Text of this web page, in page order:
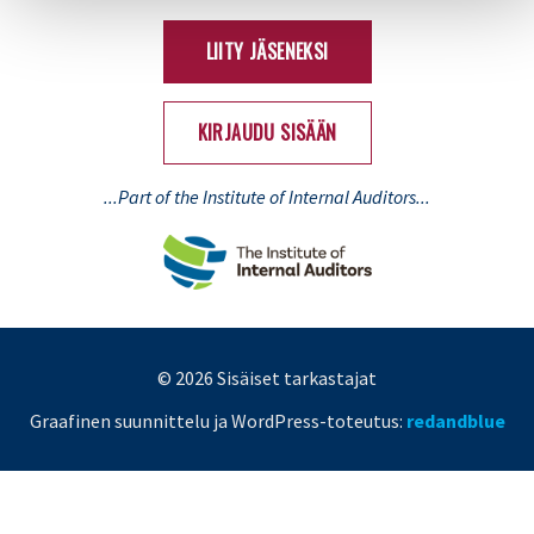
LIITY JÄSENEKSI
KIRJAUDU SISÄÄN
...Part of the Institute of Internal Auditors...
© 2026 Sisäiset tarkastajat
Graafinen suunnittelu ja WordPress-toteutus: redandblue